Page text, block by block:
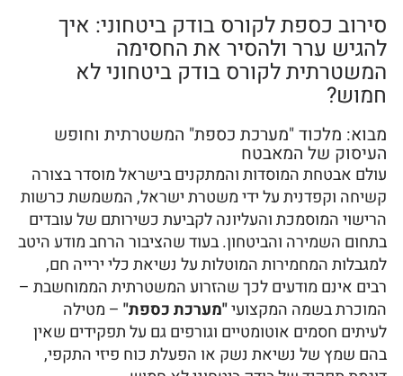
סירוב כספת לקורס בודק ביטחוני: איך
להגיש ערר ולהסיר את החסימה
המשטרתית לקורס בודק ביטחוני לא
חמוש?
מבוא: מלכוד "מערכת כספת" המשטרתית וחופש
העיסוק של המאבטח
עולם אבטחת המוסדות והמתקנים בישראל מוסדר בצורה
קשיחה וקפדנית על ידי משטרת ישראל, המשמשת כרשות
הרישוי המוסמכת והעליונה לקביעת כשירותם של עובדים
בתחום השמירה והביטחון. בעוד שהציבור הרחב מודע היטב
למגבלות המחמירות המוטלות על נשיאת כלי ירייה חם,
רבים אינם מודעים לכך שהזרוע המשטרתית הממוחשבת –
המוכרת בשמה המקצועי"מערכת כספת"– מטילה
לעיתים חסמים אוטומטיים וגורפים גם על תפקידים שאין
בהם שמץ של נשיאת נשק או הפעלת כוח פיזי התקפי,